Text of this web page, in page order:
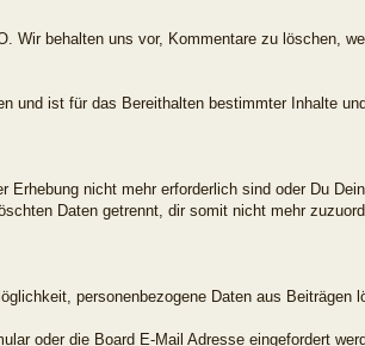
Wir behalten uns vor, Kommentare zu löschen,
und ist für das Bereithalten bestimmter Inhalte
nicht mehr erforderlich sind oder Du
Daten getrennt, dir somit nicht mehr
personenbezogene Daten aus Beiträgen
oder die Board E-Mail Adresse eingefordert